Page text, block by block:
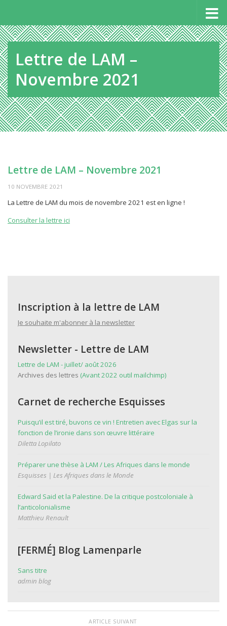
Lettre de LAM –
Novembre 2021
Lettre de LAM – Novembre 2021
10 NOVEMBRE 2021
La Lettre de LAM du mois de novembre 2021 est en ligne !
Consulter la lettre ici
Inscription à la lettre de LAM
Je souhaite m'abonner à la newsletter
Newsletter - Lettre de LAM
Lettre de LAM - juillet/ août 2026
Archives des lettres (Avant 2022 outil mailchimp)
Carnet de recherche Esquisses
Puisqu’il est tiré, buvons ce vin ! Entretien avec Elgas sur la
fonction de l’ironie dans son œuvre littéraire
Diletta Lopilato
Préparer une thèse à LAM / Les Afriques dans le monde
Esquisses | Les Afriques dans le Monde
Edward Said et la Palestine. De la critique postcoloniale à
l’anticolonialisme
Matthieu Renault
[FERMÉ] Blog Lamenparle
Sans titre
admin blog
ARTICLE SUIVANT